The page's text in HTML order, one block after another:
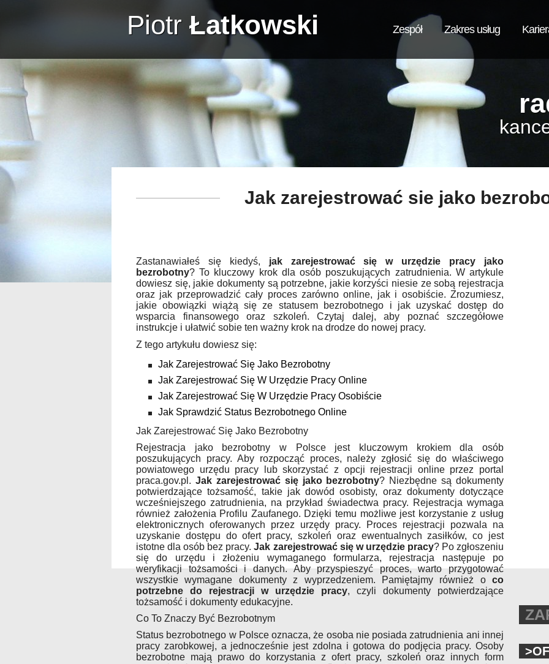
Piotr Łatkowski Zespół Zakres usług
Jak zarejestrować sie jako
Zastanawiałeś się kiedyś, jak zarejestrować się w urzędzie pracy jako
bezrobotny? To kluczowy krok dla osób poszukujących zatrudnienia. W artykule
dowiesz się, jakie dokumenty są potrzebne, jakie korzyści niesie ze sobą rejestracja
oraz jak przeprowadzić cały proces zarówno online, jak i osobiście. Zrozumiesz,
jakie obowiązki wiążą się ze statusem bezrobotnego i jak uzyskać dostęp do
wsparcia finansowego oraz szkoleń. Czytaj dalej, aby poznać szczegółowe
instrukcje i ułatwić sobie ten ważny krok na drodze do nowej pracy.
Z tego artykułu dowiesz się:
Jak Zarejestrować Się Jako Bezrobotny
Jak Zarejestrować Się W Urzędzie Pracy Online
Jak Zarejestrować Się W Urzędzie Pracy Osobiście
Jak Sprawdzić Status Bezrobotnego Online
Jak Zarejestrować Się Jako Bezrobotny
Rejestracja jako bezrobotny w Polsce jest kluczowym krokiem dla osób
poszukujących pracy. Aby rozpocząć proces, należy zgłosić się do właściwego
powiatowego urzędu pracy lub skorzystać z opcji rejestracji online przez portal
praca.gov.pl. Jak zarejestrować się jako bezrobotny? Niezbędne są dokumenty
potwierdzające tożsamość, takie jak dowód osobisty, oraz dokumenty dotyczące
wcześniejszego zatrudnienia, na przykład świadectwa pracy. Rejestracja wymaga
również założenia Profilu Zaufanego. Dzięki temu możliwe jest korzystanie z usług
elektronicznych oferowanych przez urzędy pracy. Proces rejestracji pozwala na
uzyskanie dostępu do ofert pracy, szkoleń oraz ewentualnych zasiłków, co jest
istotne dla osób bez pracy.Jak zarejestrować się w urzędzie pracy? Po zgłoszeniu
się do urzędu i złożeniu wymaganego formularza, rejestracja następuje po
weryfikacji tożsamości i danych. Aby przyspieszyć proces, warto przygotować
wszystkie wymagane dokumenty z wyprzedzeniem. Pamiętajmy również o co
potrzebne do rejestracji w urzędzie pracy, czyli dokumenty potwierdzające
tożsamość i dokumenty edukacyjne.
Co To Znaczy Być Bezrobotnym
Status bezrobotnego w Polsce oznacza, że osoba nie posiada zatrudnienia ani innej
pracy zarobkowej, a jednocześnie jest zdolna i gotowa do podjęcia pracy. Osoby
bezrobotne mają prawo do korzystania z ofert pracy, szkoleń oraz innych form